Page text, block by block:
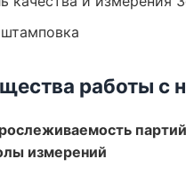
работы с
измерений